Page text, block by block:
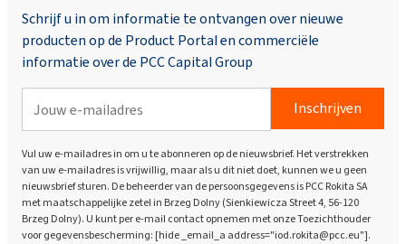
Schrijf u in om informatie te ontvangen over nieuwe
producten op de Product Portal en commerciële
informatie over de PCC Capital Group
Inschrijven
Vul uw e-mailadres in om u te abonneren op de nieuwsbrief. Het verstrekken
van uw e-mailadres is vrijwillig, maar als u dit niet doet, kunnen we u geen
nieuwsbrief sturen. De beheerder van de persoonsgegevens is PCC Rokita SA
met maatschappelijke zetel in Brzeg Dolny (Sienkiewicza Street 4, 56-120
Brzeg Dolny). U kunt per e-mail contact opnemen met onze Toezichthouder
voor gegevensbescherming: [hide _email_a address="iod.rokita@pcc.eu"].